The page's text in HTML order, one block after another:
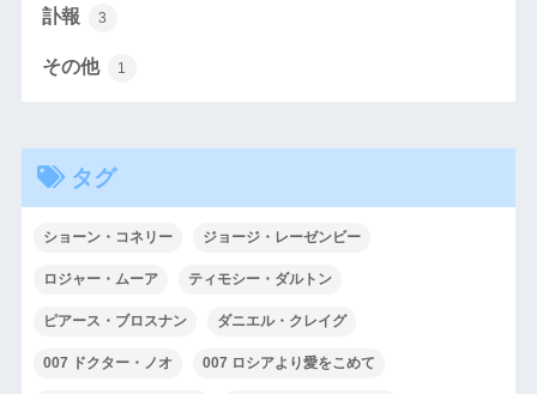
訃報 3
その他 1
タグ
ショーン・コネリー ジョージ・レーゼンビー
ロジャー・ムーア ティモシー・ダルトン
ピアース・ブロスナン ダニエル・クレイグ
007 ドクター・ノオ 007 ロシアより愛をこめて